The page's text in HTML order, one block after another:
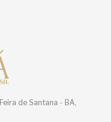
Feira de Santana - BA,